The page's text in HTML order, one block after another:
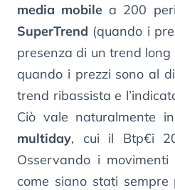
media mobile a 200
SuperTrend (quando i
presenza di un trend long
quando i prezzi sono al
trend ribassista e
Ciò vale naturalmente
multiday, cui il Btp€i
Osservando i
come siano stati